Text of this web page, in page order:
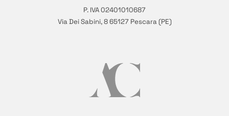
P. IVA 02401010687
Via Dei Sabini, 8 65127 Pescara (PE)